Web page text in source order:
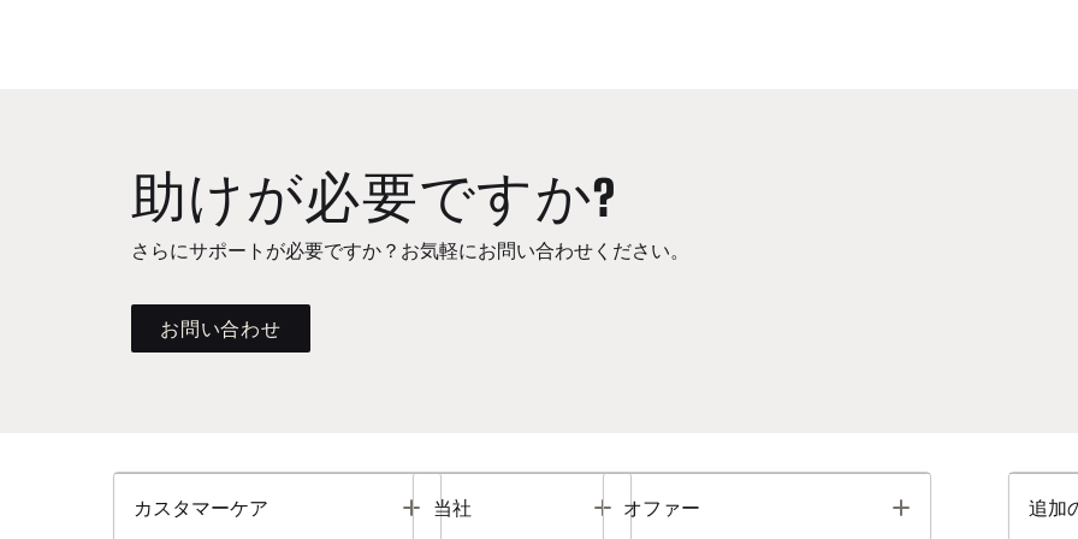
助けが必要ですか?
さらにサポートが必要ですか？お気軽にお問い合わせください。
お問い合わせ
カスタマーケア Toggle
当社 Toggle
オファー Toggle 追加